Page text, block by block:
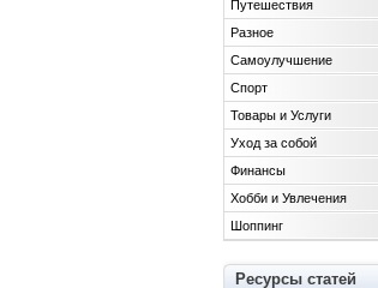
Путешествия
Разное
Самоулучшение
Спорт
Товары и Услуги
Уход за собой
Финансы
Хобби и Увлечения
Шоппинг
Ресурсы статей